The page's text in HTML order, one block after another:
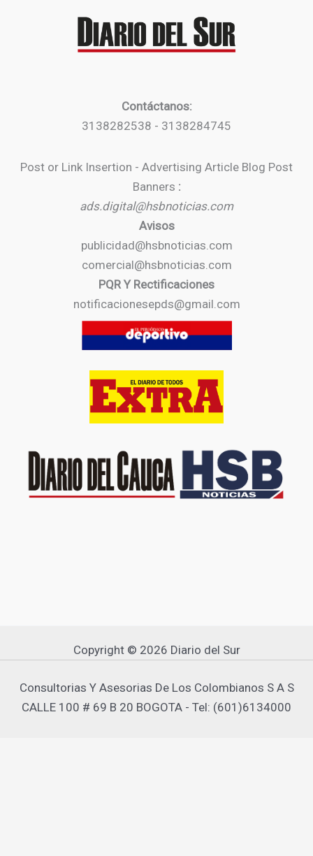
Contáctanos:
3138282538 - 3138284745
Post or Link Insertion - Advertising Article Blog Post
Banners :
ads.digital@hsbnoticias.com
Avisos
publicidad@hsbnoticias.com
comercial@hsbnoticias.com
PQR Y Rectificaciones
notificacionesepds@gmail.com
Copyright © 2026 Diario del Sur
Consultorias Y Asesorias De Los Colombianos S A S
CALLE 100 # 69 B 20 BOGOTA - Tel: (601)6134000